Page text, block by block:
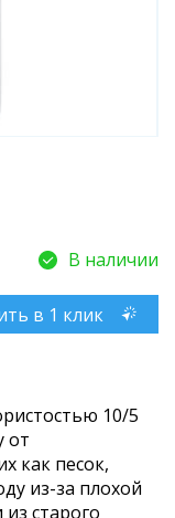
В наличии
в 1 клик
10/5
от
как песок,
из-за плохой
старого